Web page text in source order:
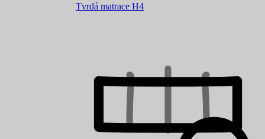
Tvrdá matrace H4